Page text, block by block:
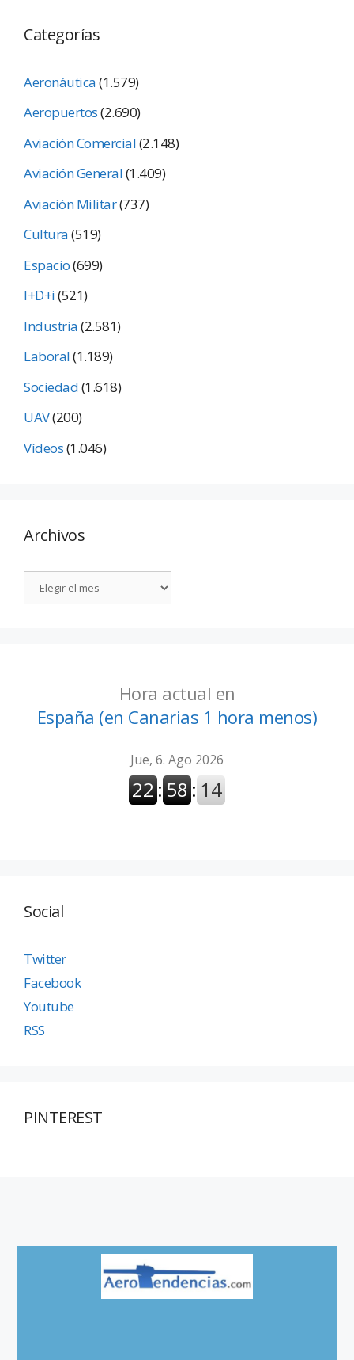
Categorías
Aeronáutica(1.579)
Aeropuertos(2.690)
Aviación Comercial(2.148)
Aviación General(1.409)
Aviación Militar(737)
Cultura(519)
Espacio(699)
I+D+i(521)
Industria(2.581)
Laboral(1.189)
Sociedad(1.618)
UAV(200)
Vídeos(1.046)
Archivos
Hora actual en
España (en Canarias 1 hora menos)
Social
Twitter
Facebook
Youtube
RSS
PINTEREST